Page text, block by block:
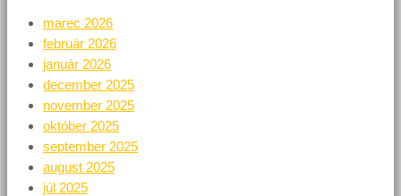
marec 2026
február 2026
január 2026
december 2025
november 2025
október 2025
september 2025
august 2025
júl 2025